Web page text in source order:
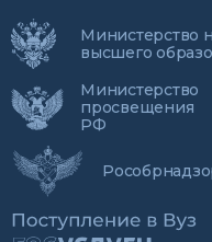
Министерство
высшего
Министерство
просвещения
РФ